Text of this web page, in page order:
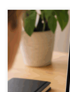
[…]